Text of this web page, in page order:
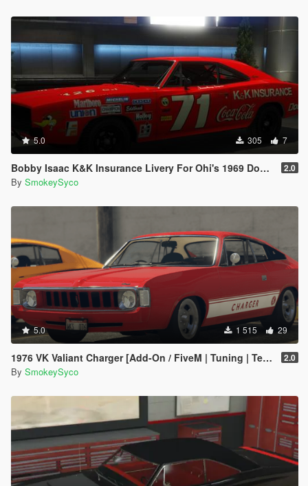
5.0 305 7
Bobby Isaac K&K Insurance Livery For Ohi's 1969 Dodge Charger 2.0
By SmokeySyco
5.0 1 515 29
1976 VK Valiant Charger [Add-On / FiveM | Tuning | Template | RHD] 2.0
By SmokeySyco